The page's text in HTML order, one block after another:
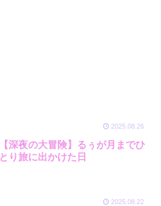
2025.08.26
【深夜の大冒険】るぅが月までひ
とり旅に出かけた日
2025.08.22